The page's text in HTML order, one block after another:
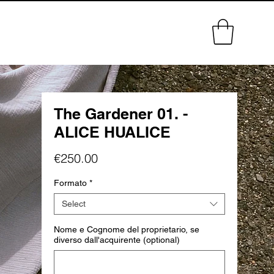
The Gardener 01. -
ALICE HUALICE
€250.00Price
Formato *
Select
Nome e Cognome del proprietario, se
diverso dall'acquirente (optional)